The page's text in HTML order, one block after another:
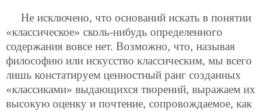
Не исключено, что оснований искать в понятии
«классическое» сколь-нибудь определенного
содержания вовсе нет. Возможно, что, называя
философию или искусство классическим, мы всего
лишь констатируем ценностный ранг созданных
«классиками» выдающихся творений, выражаем их
высокую оценку и почтение, сопровождаемое, как